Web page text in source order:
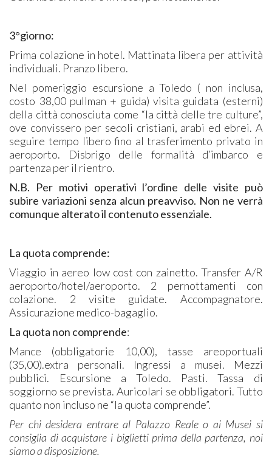
3°giorno:
Prima colazione in hotel. Mattinata libera per attività
individuali. Pranzo libero.
Nel pomeriggio escursione a Toledo ( non inclusa,
costo 38,00 pullman + guida) visita guidata (esterni)
della città conosciuta come “la città delle tre culture”,
ove convissero per secoli cristiani, arabi ed ebrei. A
seguire tempo libero fino al trasferimento privato in
aeroporto. Disbrigo delle formalità d’imbarco e
partenza per il rientro.
N.B. Per motivi operativi l’ordine delle visite può
subire variazioni senza alcun preavviso. Non ne verrà
comunque alterato il contenuto essenziale.
La quota comprende:
Viaggio in aereo low cost con zainetto. Transfer A/R
aeroporto/hotel/aeroporto. 2 pernottamenti con
colazione. 2 visite guidate. Accompagnatore.
Assicurazione medico-bagaglio.
La quota non comprende:
Mance (obbligatorie 10,00), tasse areoportuali
(35,00).extra personali. Ingressi a musei. Mezzi
pubblici. Escursione a Toledo. Pasti. Tassa di
soggiorno se prevista. Auricolari se obbligatori. Tutto
quanto non incluso ne “la quota comprende”.
Per chi desidera entrare al Palazzo Reale o ai Musei si
consiglia di acquistare i biglietti prima della partenza, noi
siamo a disposizione.